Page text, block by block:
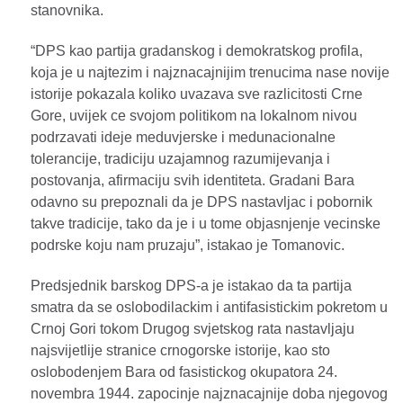
stanovnika.
“DPS kao partija gradanskog i demokratskog profila,
koja je u najtezim i najznacajnijim trenucima nase novije
istorije pokazala koliko uvazava sve razlicitosti Crne
Gore, uvijek ce svojom politikom na lokalnom nivou
podrzavati ideje meduvjerske i medunacionalne
tolerancije, tradiciju uzajamnog razumijevanja i
postovanja, afirmaciju svih identiteta. Gradani Bara
odavno su prepoznali da je DPS nastavljac i pobornik
takve tradicije, tako da je i u tome objasnjenje vecinske
podrske koju nam pruzaju”, istakao je Tomanovic.
Predsjednik barskog DPS-a je istakao da ta partija
smatra da se oslobodilackim i antifasistickim pokretom u
Crnoj Gori tokom Drugog svjetskog rata nastavljaju
najsvijetlije stranice crnogorske istorije, kao sto
oslobodenjem Bara od fasistickog okupatora 24.
novembra 1944. zapocinje najznacajnije doba njegovog